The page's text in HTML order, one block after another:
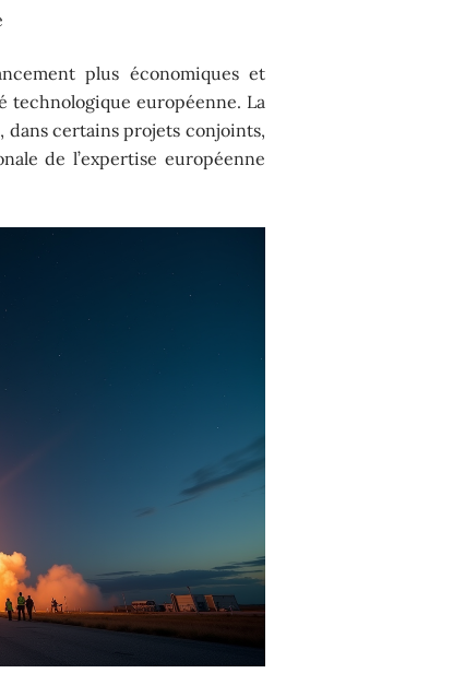
plus économiques et
technologique européenne. La
dans certains projets conjoints,
de l’expertise européenne